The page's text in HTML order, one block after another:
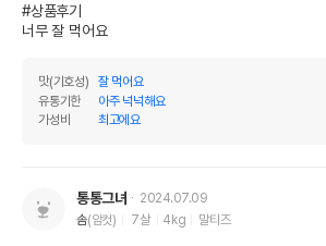
품명 및 모델명
법에 의한 인증,허가 등을
받았음을 확인할수 있는
경우 그에 대한 사항
제조자,수입품의 경우
수입자를 함께 표기
케미텍코리아
#상품후기
너무 잘 먹어요
맛(기호성)
잘 먹어요
유통기한
아주 넉넉해요
가성비
최고에요
통통그녀
2024.07.09
솜(암컷) 7살 4kg 말티즈